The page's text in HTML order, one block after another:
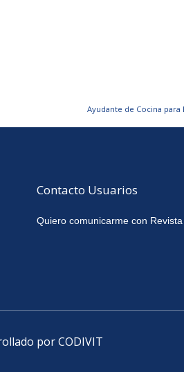
Ayudante de Cocina para
Contacto Usuarios
Quiero comunicarme con
por CODIVIT